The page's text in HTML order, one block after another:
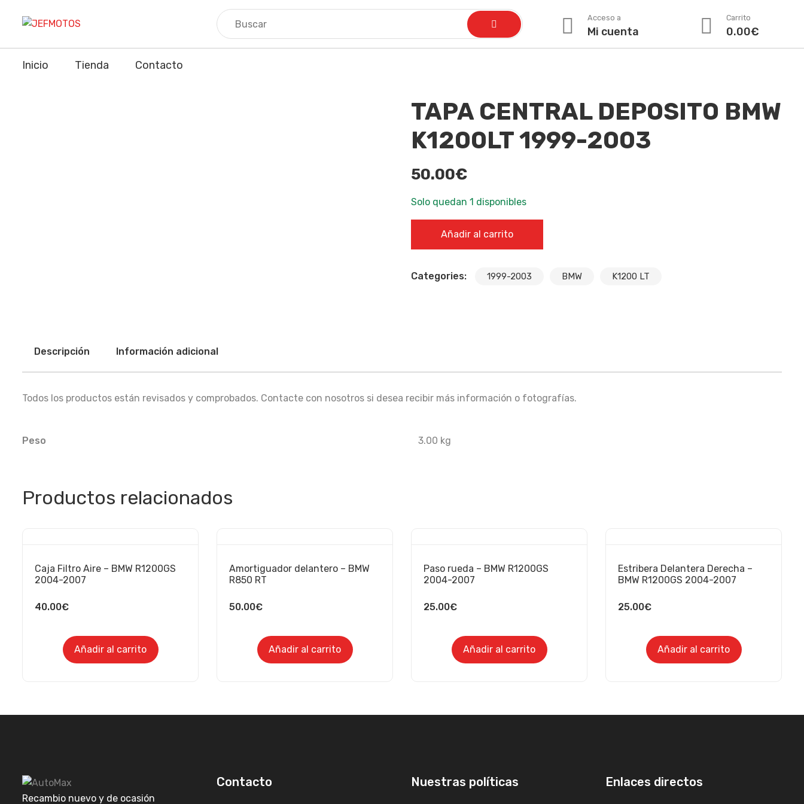
Acceso a
Mi cuenta
Carrito
0.00€
Inicio Tienda Contacto
TAPA CENTRAL DEPOSITO BMW
K1200LT 1999-2003
50.00€
Solo quedan 1 disponibles
Añadir al carrito
Categories: 1999-2003 BMW K1200 LT
Descripción Información adicional
Todos los productos están revisados y comprobados. Contacte con nosotros si desea recibir más información o fotografías.
Peso 3.00 kg
Productos relacionados
Caja Filtro Aire – BMW R1200GS
2004-2007
40.00€
Añadir al carrito
Amortiguador delantero – BMW
R850 RT
50.00€
Añadir al carrito
Paso rueda – BMW R1200GS
2004-2007
25.00€
Añadir al carrito
Estribera Delantera Derecha –
BMW R1200GS 2004-2007
25.00€
Añadir al carrito
Recambio nuevo y de ocasión
Contacto Nuestras políticas Enlaces directos